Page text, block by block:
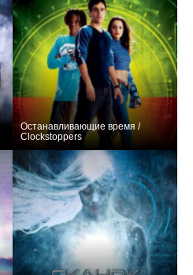
Останавливающие время /
Clockstoppers